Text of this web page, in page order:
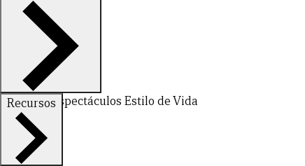
DeportesEspectáculos Estilo de Vida
Recursos